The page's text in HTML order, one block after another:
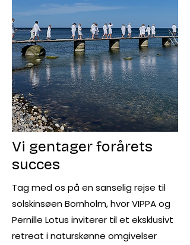
Vi gentager forårets
succes
​Tag med os på en sanselig rejse til
solskinsøen Bornholm, hvor VIPPA og
Pernille Lotus inviterer til et eksklusivt
retreat i naturskønne omgivelser